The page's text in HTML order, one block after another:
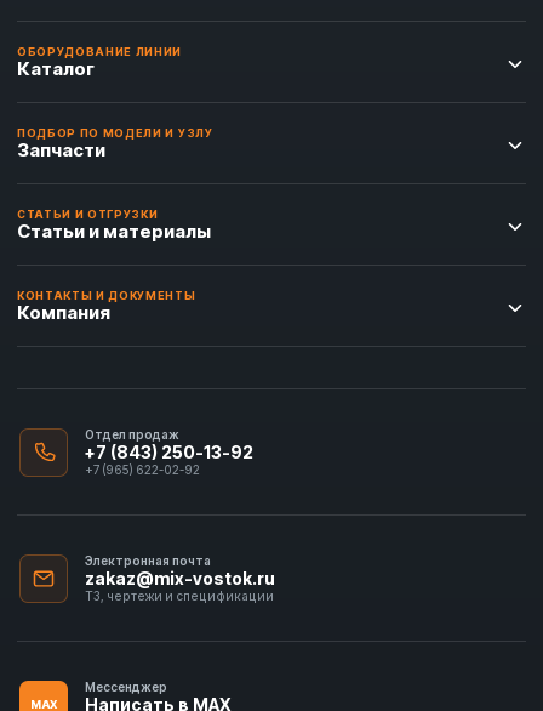
ОБОРУДОВАНИЕ ЛИНИИ
Каталог
ПОДБОР ПО МОДЕЛИ И УЗЛУ
Запчасти
СТАТЬИ И ОТГРУЗКИ
Статьи и материалы
КОНТАКТЫ И ДОКУМЕНТЫ
Компания
Отдел продаж
+7 (843) 250-13-92
+7 (965) 622-02-92
Электронная почта
zakaz@mix-vostok.ru
ТЗ, чертежи и спецификации
MAX
Мессенджер
Написать в MAX